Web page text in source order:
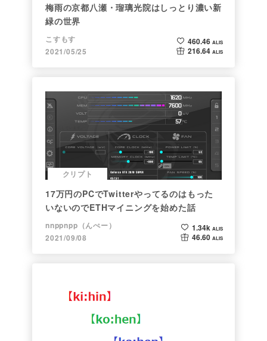
梅雨の京都八瀬・瑠璃光院はしっとり濃い新
緑の世界
こすもす
2021/05/25
460.46 ALIS
216.64 ALIS
クリプト
17万円のPCでTwitterやってるのはもった
いないのでETHマイニングを始めた話
nnppnpp（んぺー）
2021/09/08
1.34k ALIS
46.60 ALIS